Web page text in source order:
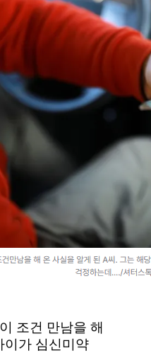
조건 만남을 해
이가 심신미약